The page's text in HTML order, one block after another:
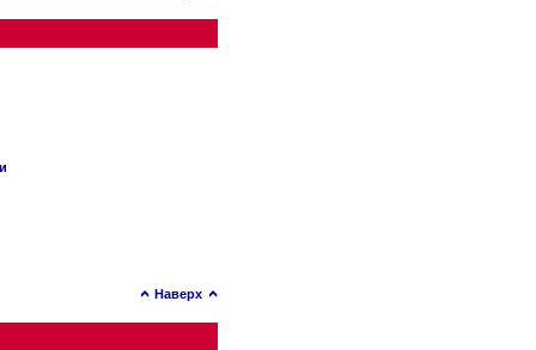
Наверх